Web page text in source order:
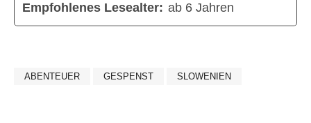
Empfohlenes Lesealter: ab 6 Jahren
ABENTEUER GESPENST SLOWENIEN